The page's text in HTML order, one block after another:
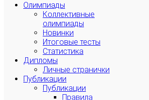
Олимпиады
Коллективные
олимпиады
Новинки
Итоговые тесты
Статистика
Дипломы
Личные странички
Публикации
Публикации
Правила